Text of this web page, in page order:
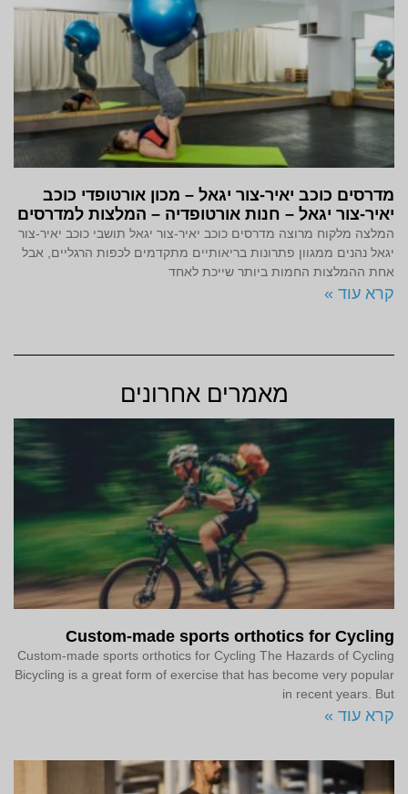
מדרסים כוכב יאיר-צור יגאל – מכון אורטופדי כוכב
יאיר-צור יגאל – חנות אורטופדיה – המלצות למדרסים
המלצה מלקוח מרוצה מדרסים כוכב יאיר-צור יגאל תושבי כוכב יאיר-צור
יגאל נהנים ממגוון פתרונות בריאותיים מתקדמים לכפות הרגליים, אבל
אחת ההמלצות החמות ביותר שייכת לאחד
קרא עוד »
מאמרים אחרונים
Custom-made sports orthotics for Cycling
Custom-made sports orthotics for Cycling The Hazards of Cycling
Bicycling is a great form of exercise that has become very popular
in recent years. But
קרא עוד »